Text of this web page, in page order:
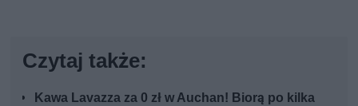
Czytaj także:
Kawa Lavazza za 0 zł w Auchan! Biorą po kilka